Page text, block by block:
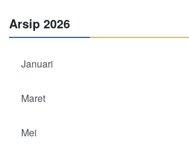
Arsip 2026
Januari
Maret
Mei